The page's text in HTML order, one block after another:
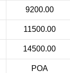
9200.00
11500.00
14500.00
POA